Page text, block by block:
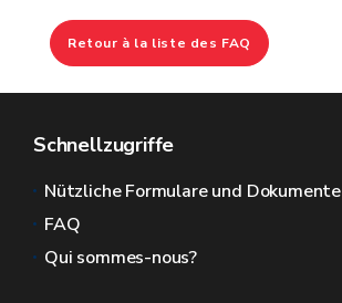
Retour à la liste des FAQ
Schnellzugriffe
Nützliche Formulare und Dokumente
FAQ
Qui sommes-nous?